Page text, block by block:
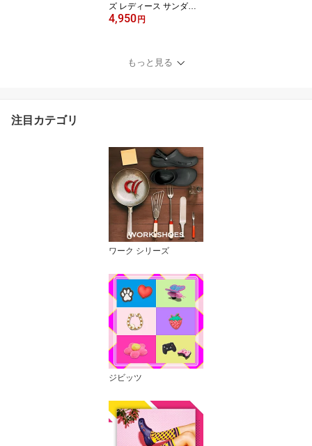
ズ レディース サンダ
ル】Kuromi Classic Clo
4,950円
もっと見る
注目カテゴリ
ワーク シリーズ
ジビッツ